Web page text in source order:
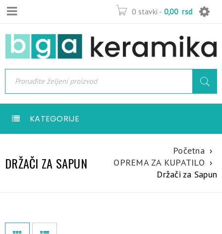
0 stavki - 0,00 rsd
KATEGORIJE
DRŽAČI ZA SAPUN
Početna ›
OPREMA ZA KUPATILO ›
Držači za Sapun